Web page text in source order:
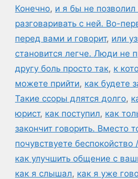
Конечно, и я бы не позволил
разговаривать с ней. Во-
перед вами и говорит, или
становится легче. Люди не
другу боль просто так, к
можете прийти, как будете
Такие ссоры длятся долго,
юрист, как поступил, как
закончит говорить. Вместо
почувствуете беспокойство
как улучшить общение с
как я слышал, как я уже